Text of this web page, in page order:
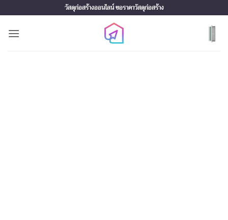
to
content
วัสดุก่อสร้างออนไลน์ ขอราคาวัสดุก่อสร้าง